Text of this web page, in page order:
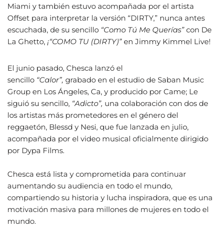
Miami y también estuvo acompañada por el artista
Offset para interpretar la versión “DIRTY,” nunca antes
escuchada, de su sencillo “Como Tú Me Querías”con De
La Ghetto, ¡“COMO TU (DIRTY)”en Jimmy Kimmel Live!
El junio pasado, Chesca lanzó el
sencillo “Calor”, grabado en el estudio de Saban Music
Group en Los Ángeles, Ca, y producido por Came; Le
siguió su sencillo, “Adicto”, una colaboración con dos de
los artistas más prometedores en el género del
reggaetón, Blessd y Nesi, que fue lanzada en julio,
acompañada por el video musical oficialmente dirigido
por Dypa Films.
Chesca está lista y comprometida para continuar
aumentando su audiencia en todo el mundo,
compartiendo su historia y lucha inspiradora, que es una
motivación masiva para millones de mujeres en todo el
mundo.